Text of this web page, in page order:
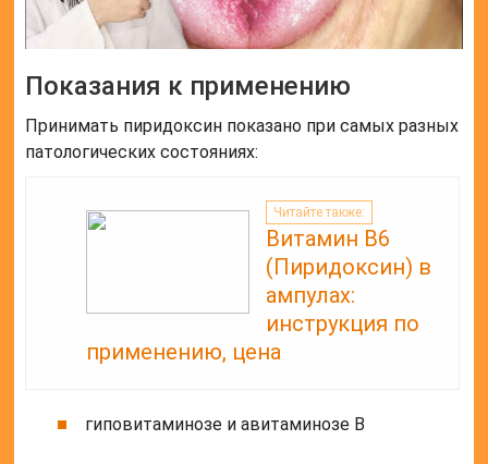
Показания к применению
Принимать пиридоксин показано при самых разных
патологических состояниях:
Читайте также:
Витамин В6
(Пиридоксин) в
ампулах:
инструкция по
применению, цена
гиповитаминозе и авитаминозе B